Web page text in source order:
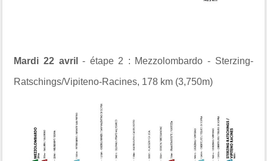
Mardi 22 avril - étape 2 : Mezzolombardo - Sterzing-
Ratschings/Vipiteno-Racines, 178 km (3,750m)